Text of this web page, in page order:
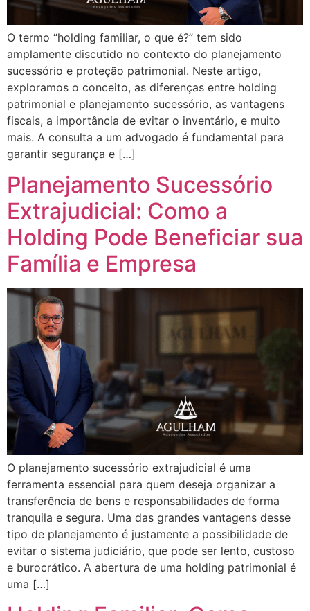
O termo “holding familiar, o que é?” tem sido
amplamente discutido no contexto do planejamento
sucessório e proteção patrimonial. Neste artigo,
exploramos o conceito, as diferenças entre holding
patrimonial e planejamento sucessório, as vantagens
fiscais, a importância de evitar o inventário, e muito
mais. A consulta a um advogado é fundamental para
garantir segurança e […]
Planejamento Sucessório
Extrajudicial: Como a
Holding Pode Beneficiar sua
Família e Empresa
O planejamento sucessório extrajudicial é uma
ferramenta essencial para quem deseja organizar a
transferência de bens e responsabilidades de forma
tranquila e segura. Uma das grandes vantagens desse
tipo de planejamento é justamente a possibilidade de
evitar o sistema judiciário, que pode ser lento, custoso
e burocrático. A abertura de uma holding patrimonial é
uma […]